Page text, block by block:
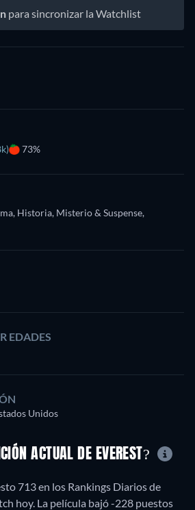
para sincronizar la Watchlist
73%
Historia, Misterio & Suspense,
EDADES
Unidos
ACTUAL DE EVEREST?
713 en los Rankings Diarios de
hoy. La película bajó -228 puestos